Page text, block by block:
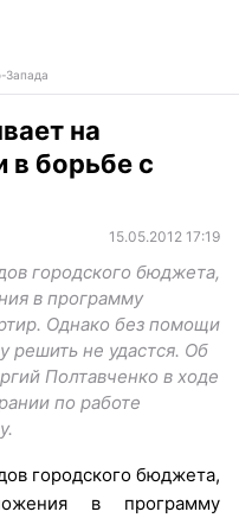
Запада
на
в борьбе с
15.05.2012 17:19
городского бюджета,
в программу
Однако без помощи
решить не удастся. Об
Полтавченко в ходе
по работе
городского бюджета,
в программу